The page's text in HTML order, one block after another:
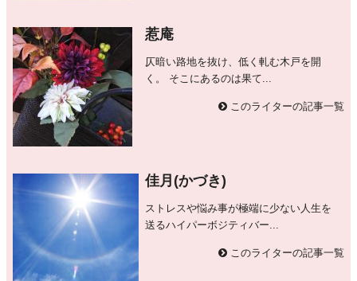
惹庵
仄暗い路地を抜け、低く軋む木戸を開
く。 そこにあるのは果て...
このライターの記事一覧
佳月(かづき)
ストレスや悩み事が極端に少ない人生を
送るハイパーボジティバー...
このライターの記事一覧